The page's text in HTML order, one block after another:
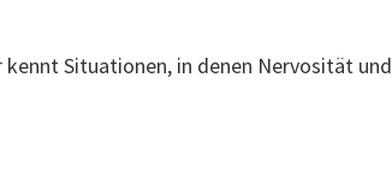
Situationen, in denen Nervosität und